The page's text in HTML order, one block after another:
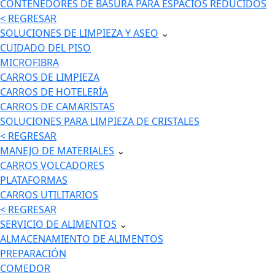
CONTENEDORES DE BASURA PARA ESPACIOS REDUCIDOS
< REGRESAR
SOLUCIONES DE LIMPIEZA Y ASEO ⌄
CUIDADO DEL PISO
MICROFIBRA
CARROS DE LIMPIEZA
CARROS DE HOTELERÍA
CARROS DE CAMARISTAS
SOLUCIONES PARA LIMPIEZA DE CRISTALES
< REGRESAR
MANEJO DE MATERIALES ⌄
CARROS VOLCADORES
PLATAFORMAS
CARROS UTILITARIOS
< REGRESAR
SERVICIO DE ALIMENTOS ⌄
ALMACENAMIENTO DE ALIMENTOS
PREPARACIÓN
COMEDOR